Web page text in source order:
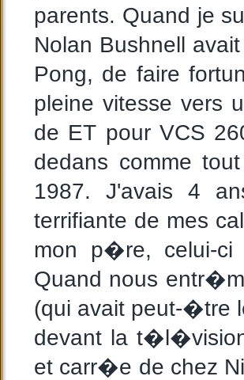
parents. Quand je
Nolan Bushnell
Pong, de faire
pleine vitesse vers
de ET pour VCS
dedans comme
1987. J'avais 4
terrifiante de mes
mon p�re, celui-
Quand nous
(qui avait peut-
devant la
et carr�e de chez